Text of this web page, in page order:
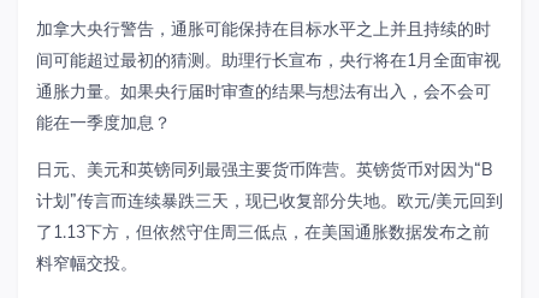
加拿大央行警告，通胀可能保持在目标水平之上并且持续的时
间可能超过最初的猜测。助理行长宣布，央行将在1月全面审视
通胀力量。如果央行届时审查的结果与想法有出入，会不会可
能在一季度加息？
日元、美元和英镑同列最强主要货币阵营。英镑货币对因为“B
计划”传言而连续暴跌三天，现已收复部分失地。欧元/美元回到
了1.13下方，但依然守住周三低点，在美国通胀数据发布之前
料窄幅交投。